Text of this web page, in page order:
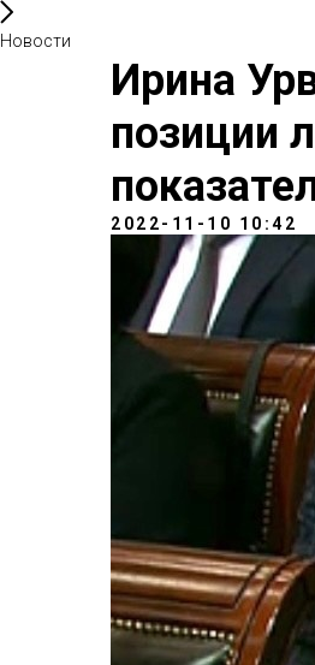
Новости
Ирина
позиции
2022-11-10 10:42